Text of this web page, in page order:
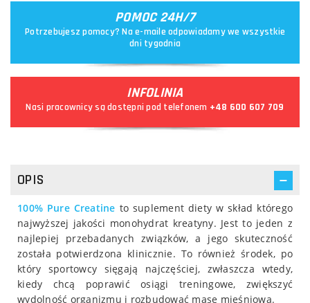
POMOC 24H/7
Potrzebujesz pomocy? Na e-maile odpowiadamy we wszystkie
dni tygodnia
INFOLINIA
Nasi pracownicy są dostępni pod telefonem +48 600 607 709
OPIS
100% Pure Creatine to suplement diety w skład którego
najwyższej jakości monohydrat kreatyny. Jest to jeden z
najlepiej przebadanych związków, a jego skuteczność
została potwierdzona klinicznie. To również środek, po
który sportowcy sięgają najczęściej, zwłaszcza wtedy,
kiedy chcą poprawić osiągi treningowe, zwiększyć
wydolność organizmu i rozbudować masę mięśniową.